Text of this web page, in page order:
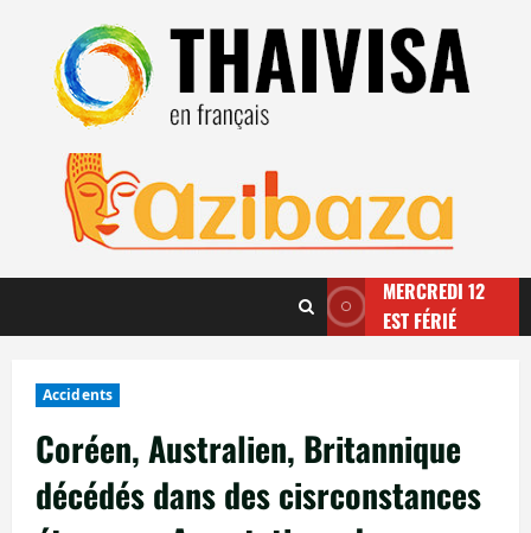
contenu
MERCREDI 12
EST FÉRIÉ
Accidents
Coréen, Australien, Britannique
décédés dans des cisrconstances